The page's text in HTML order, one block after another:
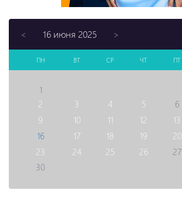
< 16 июня 2025 >
ПН ВТ СР ЧТ ПТ
1
2
3 4 5 6
9
10 11 12 13
16
17 18 19 20
23
24 25 26 27
30